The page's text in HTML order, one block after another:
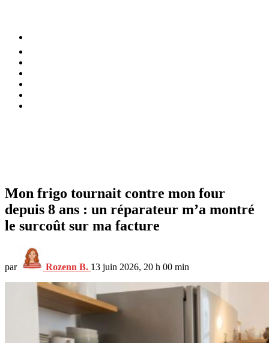
Mon frigo tournait contre mon four
depuis 8 ans : un réparateur m’a montré
le surcoût sur ma facture
par Rozenn B. 13 juin 2026, 20 h 00 min